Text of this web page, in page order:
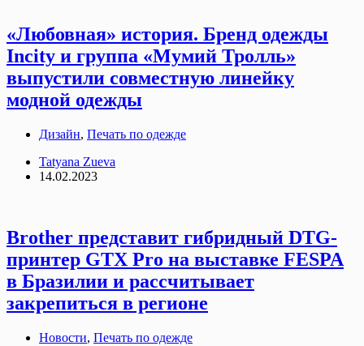
«Любовная» история. Бренд одежды
Incity и группа «Мумий Тролль»
выпустили совместную линейку
модной одежды
Дизайн, Печать по одежде
Tatyana Zueva
14.02.2023
Brother представит гибридный DTG-
принтер GTX Pro на выставке FESPA
в Бразилии и рассчитывает
закрепиться в регионе
Новости, Печать по одежде